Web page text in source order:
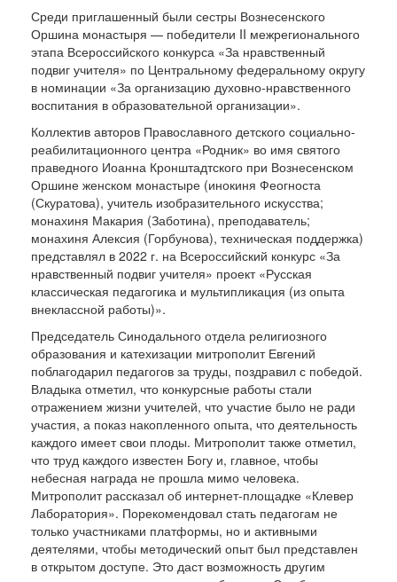
Среди приглашенный были сестры Вознесенского
Оршина монастыря — победители II межрегионального
этапа Всероссийского конкурса «За нравственный
подвиг учителя» по Центральному федеральному округу
в номинации «За организацию духовно-нравственного
воспитания в образовательной организации».
Коллектив авторов Православного детского социально-
реабилитационного центра «Родник» во имя святого
праведного Иоанна Кронштадтского при Вознесенском
Оршине женском монастыре (инокиня Феогноста
(Скуратова), учитель изобразительного искусства;
монахиня Макария (Заботина), преподаватель;
монахиня Алексия (Горбунова), техническая поддержка)
представлял в 2022 г. на Всероссийский конкурс «За
нравственный подвиг учителя» проект «Русская
классическая педагогика и мультипликация (из опыта
внеклассной работы)».
Председатель Синодального отдела религиозного
образования и катехизации митрополит Евгений
поблагодарил педагогов за труды, поздравил с победой.
Владыка отметил, что конкурсные работы стали
отражением жизни учителей, что участие было не ради
участия, а показ накопленного опыта, что деятельность
каждого имеет свои плоды. Митрополит также отметил,
что труд каждого известен Богу и, главное, чтобы
небесная награда не прошла мимо человека.
Митрополит рассказал об интернет-площадке «Клевер
Лаборатория». Порекомендовал стать педагогам не
только участниками платформы, но и активными
деятелями, чтобы методический опыт был представлен
в открытом доступе. Это даст возможность другим